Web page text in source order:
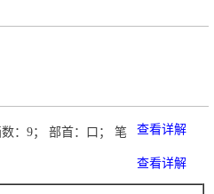
：9； 部首：口； 笔 查看详解
查看详解